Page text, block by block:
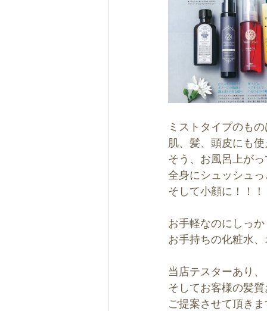
ミストタイプのもの
肌、髪、頭皮にも
そう、お風呂上が
全身にシュッシュ
そして小顔に！！！
お手軽なのにしっ
お手持ちの化粧水
当店テスターあり、
そしてお客様の髪
ご提案させて頂きま